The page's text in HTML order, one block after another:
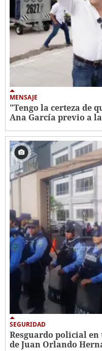
MENSAJE
"Tengo la certeza de
Ana García previo a
SEGURIDAD
Resguardo policial
de Juan Orlando